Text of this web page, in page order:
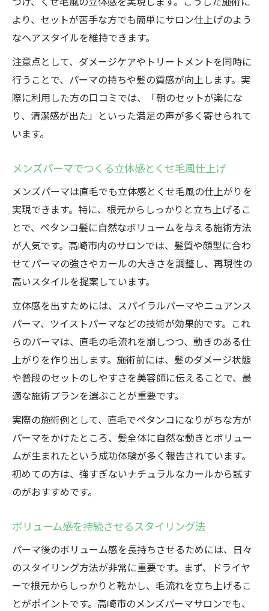
より、セットが苦手な方でも簡単にサロン仕上げのよう
なヘアスタイルを維持できます。
注意点として、ダメージケアやトリートメントを同時に
行うことで、パーマの持ちや髪の質感が向上します。実
際に利用した方の口コミでは、「朝のセットが楽にな
り、清潔感が出た」といった満足の声が多く寄せられて
います。
メンズパーマでつくる立体感とくせ毛風仕上げ
メンズパーマは直毛でも立体感とくせ毛風の仕上がりを
実現できます。特に、根元からしっかりと立ち上げるこ
とで、ペタンコ髪に自然なボリュームを与える施術方法
が人気です。高崎市内のサロンでは、髪質や顔型に合わ
せてパーマの強さやカールの大きさを調整し、再現性の
高いスタイルを提案しています。
立体感を出すためには、スパイラルパーマやニュアンス
パーマ、ツイストパーマなどの技術が効果的です。これ
らのパーマは、直毛の毛流れを崩しつつ、動きのある仕
上がりを作り出します。施術前には、髪のダメージ状態
や普段のセットのしやすさを美容師に伝えることで、最
適な施術プランを選ぶことが重要です。
実際の施術例として、直毛でペタンコになりがちな方が
パーマをかけたところ、髪全体に自然な動きとボリュー
ムが生まれたという成功体験が多く報告されています。
初めての方は、強すぎないナチュラルなカールから試す
のがおすすめです。
ボリューム感を持続させるスタイリング法
パーマ後のボリューム感を長持ちさせるためには、日々
のスタイリング方法が非常に重要です。まず、ドライヤ
ーで根元からしっかりと乾かし、毛流れを立ち上げるこ
とがポイントです。高崎市のメンズパーマサロンでも、